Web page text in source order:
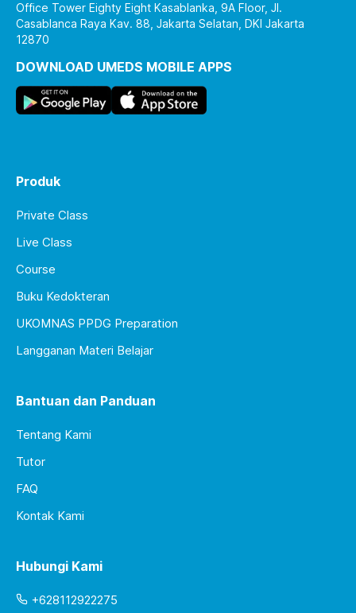
Office Tower Eighty Eight Kasablanka, 9A Floor, Jl.
Casablanca Raya Kav. 88, Jakarta Selatan, DKI Jakarta
12870
DOWNLOAD UMEDS MOBILE APPS
Produk
Private Class
Live Class
Course
Buku Kedokteran
UKOMNAS PPDG Preparation
Langganan Materi Belajar
Bantuan dan Panduan
Tentang Kami
Tutor
FAQ
Kontak Kami
Hubungi Kami
+628112922275